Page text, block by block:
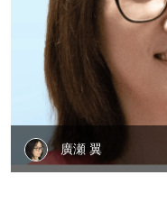
廣瀬 翼